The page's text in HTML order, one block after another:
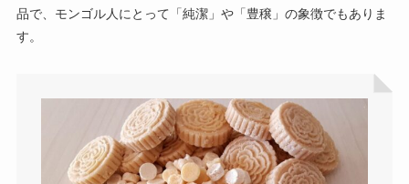
品で、モンゴル人にとって「純潔」や「豊穣」の象徴でもありま
す。